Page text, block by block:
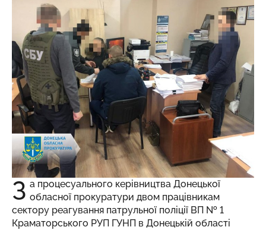
З а процесуального керівництва Донецької
обласної прокуратури двом працівникам
сектору реагування патрульної поліції ВП № 1
Краматорського РУП ГУНП в Донецькій області